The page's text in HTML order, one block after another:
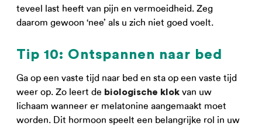
teveel last heeft van pijn en vermoeidheid. Zeg
daarom gewoon ‘nee’ als u zich niet goed voelt.
Tip 10: Ontspannen naar bed
Ga op een vaste tijd naar bed en sta op een vaste tijd
weer op. Zo leert de biologische klok van uw
lichaam wanneer er melatonine aangemaakt moet
worden. Dit hormoon speelt een belangrijke rol in uw